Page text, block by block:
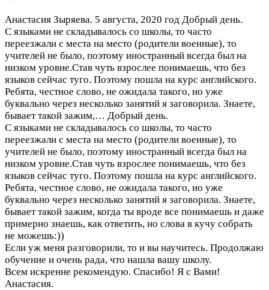
Анастасия Зыряева. 5 августа, 2020 год Добрый день.
С языками не складывалось со школы, то часто
переезжали с места на место (родители военные), то
учителей не было, поэтому иностранный всегда был на
низком уровне.Став чуть взрослее понимаешь, что без
языков сейчас туго. Поэтому пошла на курс английского.
Ребята, честное слово, не ожидала такого, но уже
буквально через несколько занятий я заговорила. Знаете,
бывает такой зажим,… Добрый день.
С языками не складывалось со школы, то часто
переезжали с места на место (родители военные), то
учителей не было, поэтому иностранный всегда был на
низком уровне.Став чуть взрослее понимаешь, что без
языков сейчас туго. Поэтому пошла на курс английского.
Ребята, честное слово, не ожидала такого, но уже
буквально через несколько занятий я заговорила. Знаете,
бывает такой зажим, когда ты вроде все понимаешь и даже
примерно знаешь, как ответить, но слова в кучу собрать
не можешь:))
Если уж меня разговорили, то и вы научитесь. Продолжаю
обучение и очень рада, что нашла вашу школу.
Всем искренне рекомендую. Спасибо! Я с Вами!
Анастасия.